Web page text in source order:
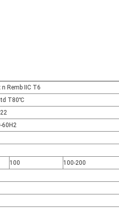
n Remb IIC T6
td T80℃
60Н2
100 100-200